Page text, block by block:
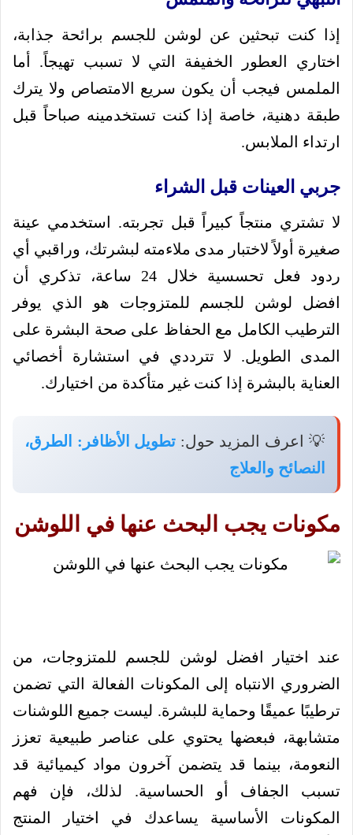
إذا كنت تبحثين عن لوشن للجسم برائحة جذابة،
اختاري العطور الخفيفة التي لا تسبب تهيجاً. أما
الملمس فيجب أن يكون سريع الامتصاص ولا يترك
طبقة دهنية، خاصة إذا كنت تستخدمينه صباحاً قبل
ارتداء الملابس.
جربي العينات قبل الشراء
لا تشتري منتجاً كبيراً قبل تجربته. استخدمي عينة
صغيرة أولاً لاختبار مدى ملاءمته لبشرتك، وراقبي أي
ردود فعل تحسسية خلال 24 ساعة، تذكري أن
افضل لوشن للجسم للمتزوجات هو الذي يوفر
الترطيب الكامل مع الحفاظ على صحة البشرة على
المدى الطويل. لا تترددي في استشارة أخصائي
العناية بالبشرة إذا كنت غير متأكدة من اختيارك.
💡 اعرف المزيد حول: تطويل الأظافر: الطرق،
النصائح والعلاج
مكونات يجب البحث عنها في اللوشن
عند اختيار افضل لوشن للجسم للمتزوجات، من
الضروري الانتباه إلى المكونات الفعالة التي تضمن
ترطيبًا عميقًا وحماية للبشرة. ليست جميع اللوشنات
متشابهة، فبعضها يحتوي على عناصر طبيعية تعزز
النعومة، بينما قد يتضمن آخرون مواد كيميائية قد
تسبب الجفاف أو الحساسية. لذلك، فإن فهم
المكونات الأساسية يساعدك في اختيار المنتج